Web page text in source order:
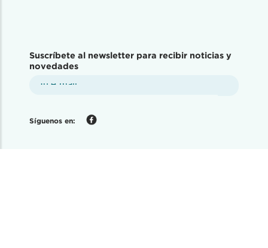
Suscríbete al newsletter para recibir noticias y
novedades
Síguenos en: